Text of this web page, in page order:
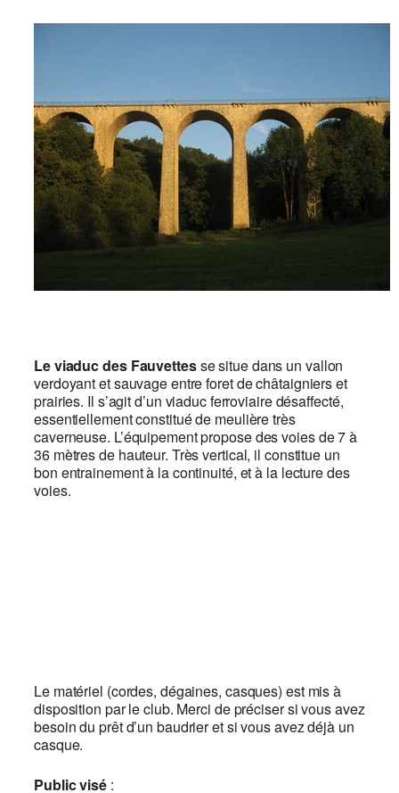
Le viaduc des Fauvettesse situe dans un vallon
verdoyant et sauvage entre foret de châtaigniers et
prairies. Il s’agit d’un viaduc ferroviaire désaffecté,
essentiellement constitué de meulière très
caverneuse. L’équipement propose des voies de 7 à
36 mètres de hauteur. Très vertical, il constitue un
bon entrainement à la continuité, et à la lecture des
voies.
Le matériel (cordes, dégaines, casques) est mis à
disposition par le club. Merci de préciser si vous avez
besoin du prêt d’un baudrier et si vous avez déjà un
casque.
Publicvisé :